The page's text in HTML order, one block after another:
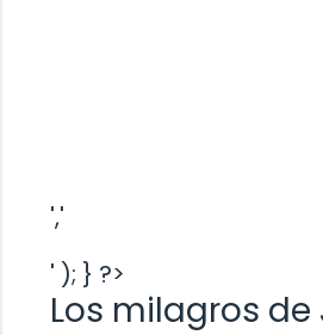
','
' ); } ?>
Los milagros